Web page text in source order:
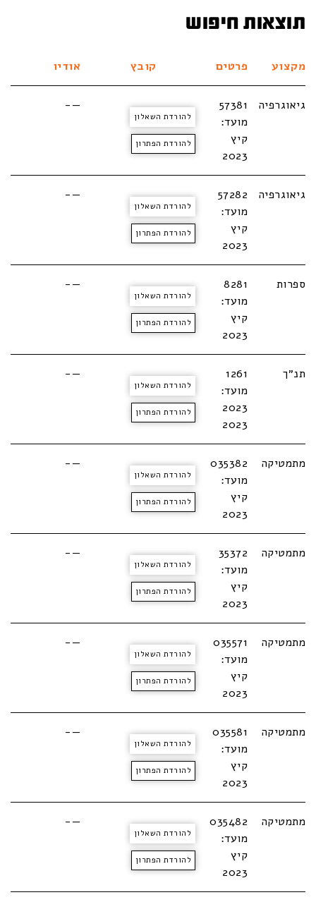
תוצאות חיפוש
מקצוע פרטים קובץ אודיו
גיאוגרפיה
57381
מועד:
קיץ
2023
להורדת השאלון
להורדת הפתרון
—-
גיאוגרפיה
57282
מועד:
קיץ
2023
להורדת השאלון
להורדת הפתרון
—-
ספרות
8281
מועד:
קיץ
2023
להורדת השאלון
להורדת הפתרון
—-
תנ״ך
1261
מועד:
2023
2023
להורדת השאלון
להורדת הפתרון
—-
מתמטיקה
035382
מועד:
קיץ
2023
להורדת השאלון
להורדת הפתרון
—-
מתמטיקה
35372
מועד:
קיץ
2023
להורדת השאלון
להורדת הפתרון
—-
מתמטיקה
035571
מועד:
קיץ
2023
להורדת השאלון
להורדת הפתרון
—-
מתמטיקה
035581
מועד:
קיץ
2023
להורדת השאלון
להורדת הפתרון
—-
מתמטיקה
035482
מועד:
קיץ
2023
להורדת השאלון
להורדת הפתרון
—-